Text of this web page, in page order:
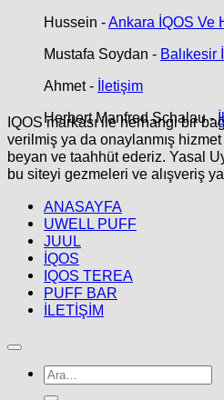
Hussein -Ankara İQOS Ve
Mustafa Soydan - Balıkesir
Ahmet- İletişim
Herbert Manfred Schalau-
IQOS markası ile herhangi bir
verilmiş ya da onaylanmış hizmet
beyan ve taahhüt ederiz. Yasal
bu siteyi gezmeleri ve alışveriş
ANASAYFA
UWELL PUFF
JUUL
İQOS
IQOS TEREA
PUFF BAR
İLETİŞİM
Ara: